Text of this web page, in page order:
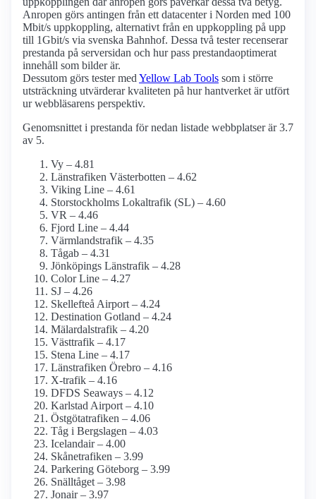
Anropen görs antingen från ett datacenter i Norden med 100
Mbit/s uppkoppling, alternativt från en uppkoppling på upp
till 1Gbit/s via svenska Bahnhof. Dessa två tester recenserar
prestanda på serversidan och hur pass prestanda­optimerat
innehåll som bilder är.
Dessutom görs tester med Yellow Lab Tools som i större
utsträckning utvärderar kvaliteten på hur hantverket är utfört
ur webbläsarens perspektiv.
Genomsnittet i prestanda för nedan listade webbplatser är 3.7
av 5.
Vy – 4.81
Länstrafiken Västerbotten – 4.62
Viking Line – 4.61
Storstockholms Lokaltrafik (SL) – 4.60
VR – 4.46
Fjord Line – 4.44
Värmlandstrafik – 4.35
Tågab – 4.31
Jönköpings Länstrafik – 4.28
Color Line – 4.27
SJ – 4.26
Skellefteå Airport – 4.24
Destination Gotland – 4.24
Mälardalstrafik – 4.20
Västtrafik – 4.17
Stena Line – 4.17
Länstrafiken Örebro – 4.16
X-trafik – 4.16
DFDS Seaways – 4.12
Karlstad Airport – 4.10
Östgötatrafiken – 4.06
Tåg i Bergslagen – 4.03
Icelandair – 4.00
Skånetrafiken – 3.99
Parkering Göteborg – 3.99
Snälltåget – 3.98
Jonair – 3.97